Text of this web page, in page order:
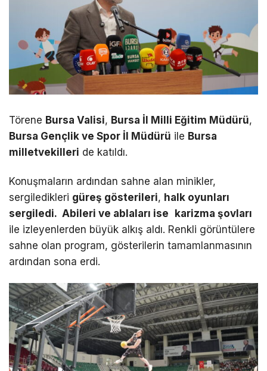
Törene Bursa Valisi, Bursa İl Milli Eğitim Müdürü,
Bursa Gençlik ve Spor İl Müdürü ile Bursa
milletvekilleri de katıldı.
Konuşmaların ardından sahne alan minikler,
sergiledikleri güreş gösterileri, halk oyunları
sergiledi. Abileri ve ablaları ise karizma şovları
ile izleyenlerden büyük alkış aldı. Renkli görüntülere
sahne olan program, gösterilerin tamamlanmasının
ardından sona erdi.